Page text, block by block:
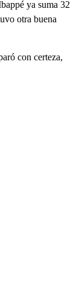
ya suma 32
otra buena
con certeza,